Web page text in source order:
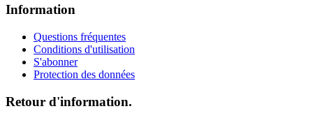
Information
Questions fréquentes
Conditions d'utilisation
S'abonner
Protection des données
Retour d'information.